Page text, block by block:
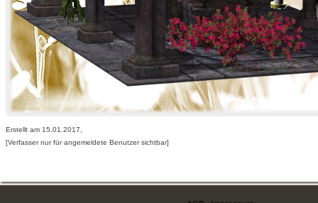
Erstellt am 15.01.2017,
[Verfasser nur für angemeldete Benutzer sichtbar]